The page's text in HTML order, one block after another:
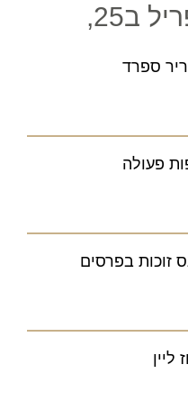
כל הפוסטים באפריל ב25,
ספרד
פעולה
זוכות בפרסים
ליין